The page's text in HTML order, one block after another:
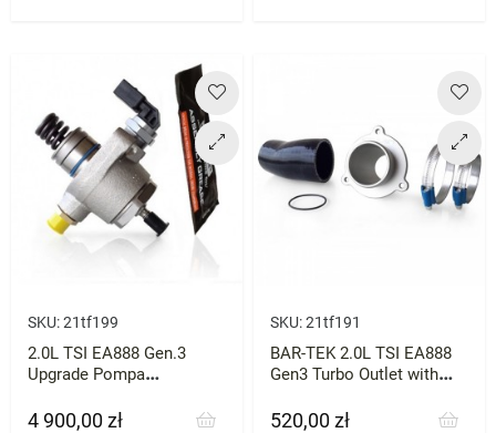
SKU:21tf199
2.0L TSI EA888 Gen.3
Upgrade Pompa
BAR-TEK
Cena
4 900,00 zł
SKU:21tf191
BAR-TEK 2.0L TSI EA888
Gen3 Turbo Outlet with
Cena
520,00 zł